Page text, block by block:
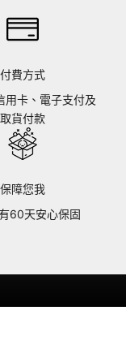
付費方式
用卡、電子支付及
取貨付款
保障您我
60天安心保固